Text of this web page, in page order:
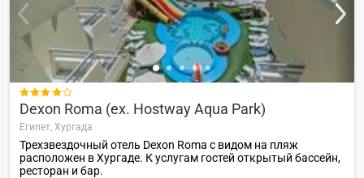

Dexon Roma (ex. Hostway Aqua Park)
Египет, Хургада
Трехзвездочный отель Dexon Roma с видом на пляж
расположен в Хургаде. К услугам гостей открытый бассейн,
ресторан и бар.